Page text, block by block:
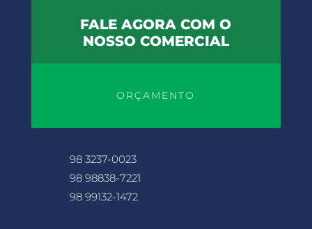
FALE AGORA COM O
NOSSO COMERCIAL
ORÇAMENTO
98 3237-0023
98 98838-7221
98 99132-1472